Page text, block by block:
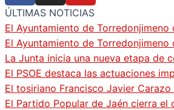
ÚLTIMAS NOTICIAS
El Ayuntamiento de
El Ayuntamiento de
La Junta inicia una nueva etapa de
El PSOE destaca las actuaciones
El tosiriano Francisco Javier
El Partido Popular de Jaén cierra